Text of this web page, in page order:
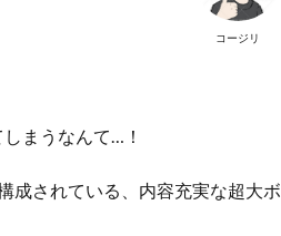
コージリ
まうなんて…！
成されている、内容充実な超大ボ